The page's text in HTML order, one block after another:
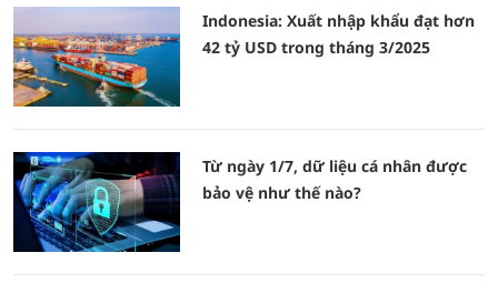
Indonesia: Xuất nhập khẩu đạt hơn
42 tỷ USD trong tháng 3/2025
Từ ngày 1/7, dữ liệu cá nhân được
bảo vệ như thế nào?